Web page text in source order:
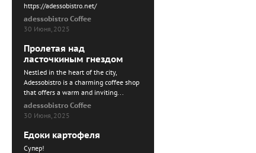
https://adessobistro.net/
adessobistro Coffee
30 Июня, 2025
Пролетая над
ласточкиным гнездом
Nestled in the heart of the city,
Adessobistro is a charming coffee shop
that offers a warm and inviting...
adessobistro Coffee
30 Июня, 2025
Едоки картофеля
Cупер!